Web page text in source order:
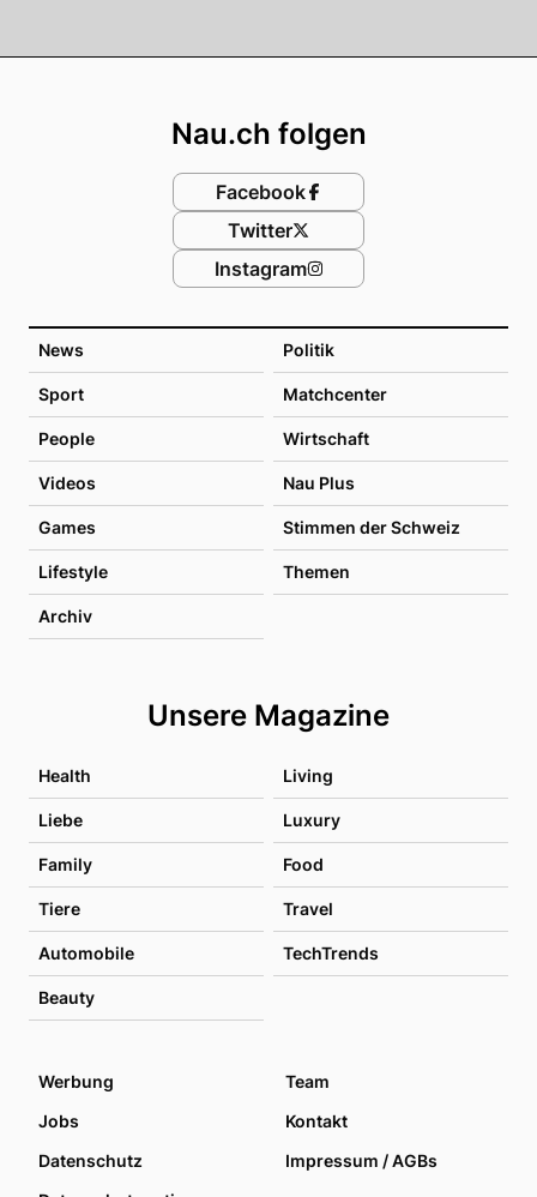
News Politik
Sport Matchcenter
People Wirtschaft
Videos Nau Plus
Games Stimmen der Schweiz
Lifestyle Themen
Archiv
Unsere Magazine
Health Living
Liebe Luxury
Family Food
Tiere Travel
Automobile TechTrends
Beauty
Nau.ch folgen
Facebook
Twitter
Instagram
Werbung
Team
Jobs
Kontakt
Datenschutz
Impressum / AGBs